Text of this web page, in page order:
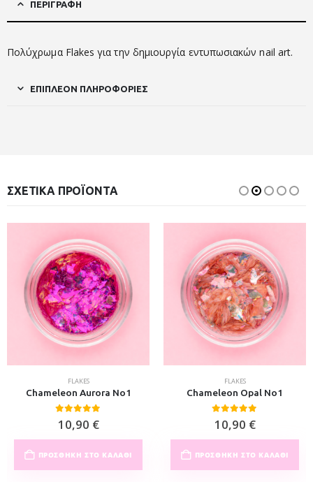
ΠΕΡΙΓΡΑΦΉ
Πολύχρωμα Flakes για την δημιουργία εντυπωσιακών nail art.
ΕΠΙΠΛΈΟΝ ΠΛΗΡΟΦΟΡΊΕΣ
ΣΧΕΤΙΚΆ ΠΡΟΪΌΝΤΑ
FLAKES
Chameleon Aurora No1
0out of 5
10,90 €
ΠΡΟΣΘΉΚΗ ΣΤΟ ΚΑΛΆΘΙ
FLAKES
Chameleon Opal No1
0out of 5
10,90 €
ΠΡΟΣΘΉΚΗ ΣΤΟ ΚΑΛΆΘΙ